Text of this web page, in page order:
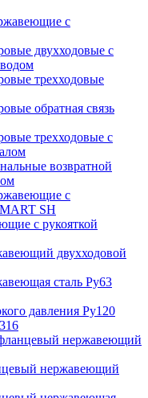
с
двухходовые с
трехходовые
обратная связь
трехходовые с
возвратной
с
SH
с рукояткой
двухходовой
сталь Ру63
давления Ру120
нержавеющий
нержавеющий